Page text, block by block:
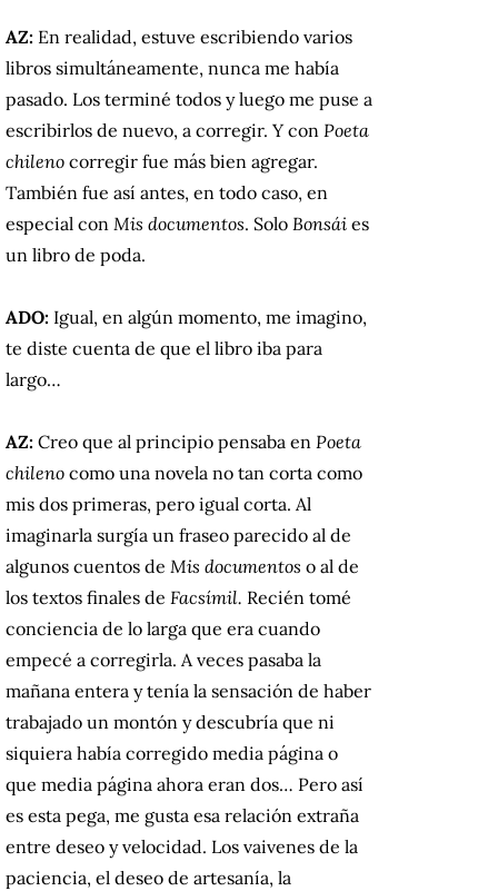
AZ: En realidad, estuve escribiendo varios
libros simultáneamente, nunca me había
pasado. Los terminé todos y luego me puse a
escribirlos de nuevo, a corregir. Y con Poeta
chileno corregir fue más bien agregar.
También fue así antes, en todo caso, en
especial con Mis documentos. Solo Bonsái es
un libro de poda.
ADO: Igual, en algún momento, me imagino,
te diste cuenta de que el libro iba para
largo…
AZ: Creo que al principio pensaba en Poeta
chileno como una novela no tan corta como
mis dos primeras, pero igual corta. Al
imaginarla surgía un fraseo parecido al de
algunos cuentos de Mis documentos o al de
los textos finales de Facsímil. Recién tomé
conciencia de lo larga que era cuando
empecé a corregirla. A veces pasaba la
mañana entera y tenía la sensación de haber
trabajado un montón y descubría que ni
siquiera había corregido media página o
que media página ahora eran dos… Pero así
es esta pega, me gusta esa relación extraña
entre deseo y velocidad. Los vaivenes de la
paciencia, el deseo de artesanía, la